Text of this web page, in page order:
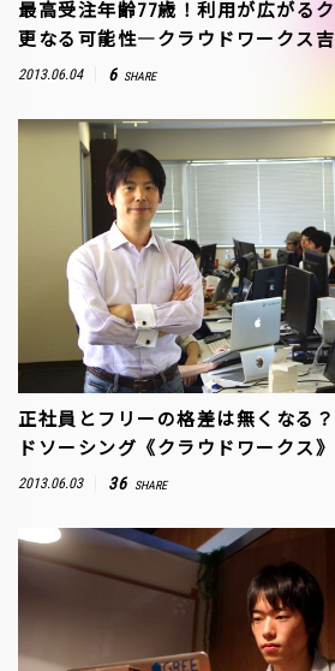
最高受注年齢77歳！利用が広がる
更なる可能性―クラウドワークス
2013.06.04 6 SHARE
正社員とフリーの格差は無くなる
ドソーシング《クラウドワークス
2013.06.03 36 SHARE